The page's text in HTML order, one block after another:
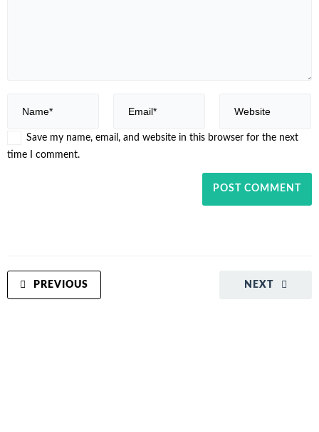
Save my name, email, and website in this browser for the next
time I comment.
NEXT
PREVIOUS